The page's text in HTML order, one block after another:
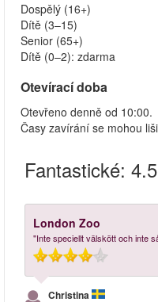
Dospělý (16+)
Dítě (3–15)
Senior (65+)
Dítě (0–2): zdarma
Otevírací doba
Otevřeno denně od 10:00.
Časy zavírání se mohou
Fantastické: 4.5
London Zoo
"Inte speciellt välskött och inte
Christina